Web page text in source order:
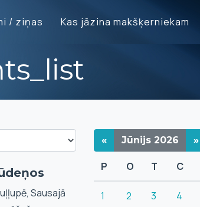
/ ziņas Kas jāzina makšķerniekam
Sausajā
« Jūnijs 2026 »
P O T C
1 2 3 4